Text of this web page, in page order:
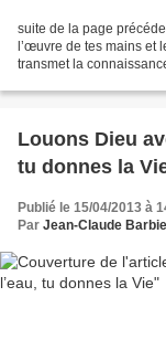
suite de la page
l’œuvre de tes mains et
transmet la
Louons Dieu
tu donnes la
Publié le 15/04/2013 à
Par Jean-Claude